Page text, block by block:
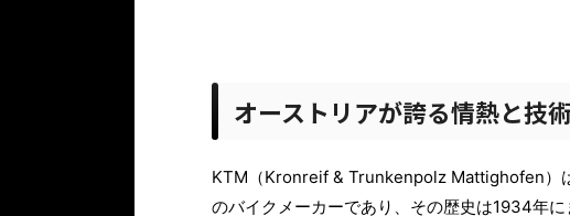
オーストリアが誇る情熱と技
KTM（Kronreif & Trunkenpolz Mattighofen）
のバイクメーカーであり、その歴史は1934年